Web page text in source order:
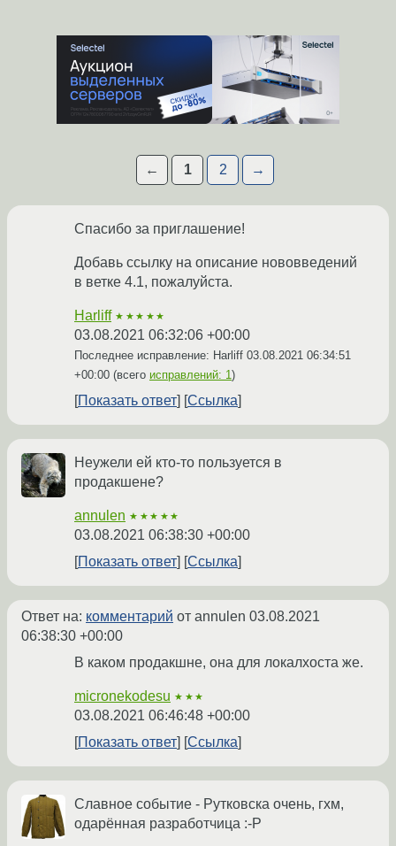
← 1 2 →
Спасибо за приглашение!
Добавь ссылку на описание нововведений
в ветке 4.1, пожалуйста.
Harliff ★★★★★
03.08.2021 06:32:06 +00:00
Последнее исправление: Harliff 03.08.2021 06:34:51
+00:00 (всего исправлений: 1)
Показать ответ Ссылка
Неужели ей кто-то пользуется в
продакшене?
annulen ★★★★★
03.08.2021 06:38:30 +00:00
Показать ответ
Ссылка
Ответ на: комментарий от annulen 03.08.2021
06:38:30 +00:00
В каком продакшне, она для локалхоста же.
micronekodesu ★★★
03.08.2021 06:46:48 +00:00
Показать ответ
Ссылка
Славное событие - Рутковска очень, гхм,
одарённая разработчица :-P